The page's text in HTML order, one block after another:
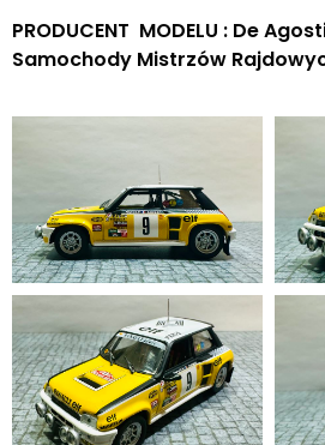
PRODUCENT MODELU : De
Samochody Mistrzów